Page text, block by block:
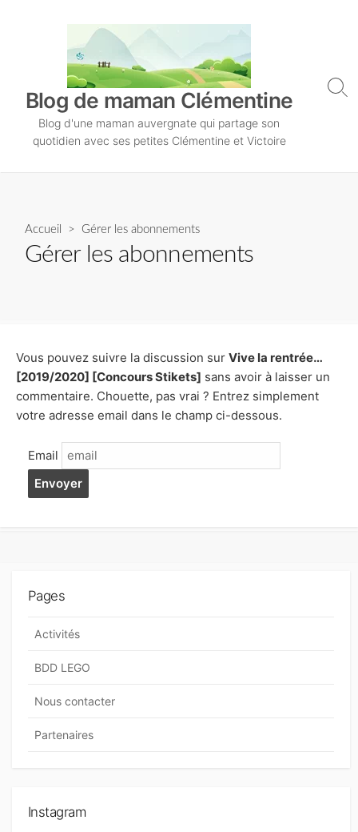
n
Blog de maman Clémentine
Blog d'une maman auvergnate qui partage son
quotidien avec ses petites Clémentine et Victoire
S
Accueil > Gérer les abonnements
Gérer les abonnements
Vous pouvez suivre la discussion sur Vive la rentrée…
[2019/2020] [Concours Stikets] sans avoir à laisser un
commentaire. Chouette, pas vrai ? Entrez simplement
votre adresse email dans le champ ci-dessous.
Email
Pages
Activités
BDD LEGO
Nous contacter
Partenaires
Instagram